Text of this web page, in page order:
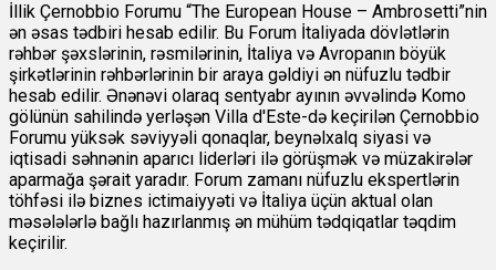
İllik Çernobbio Forumu “The European House – Ambrosetti”nin
ən əsas tədbiri hesab edilir. Bu Forum İtaliyada dövlətlərin
rəhbər şəxslərinin, rəsmilərinin, İtaliya və Avropanın böyük
şirkətlərinin rəhbərlərinin bir araya gəldiyi ən nüfuzlu tədbir
hesab edilir. Ənənəvi olaraq sentyabr ayının əvvəlində Komo
gölünün sahilində yerləşən Villa d'Este-də keçirilən Çernobbio
Forumu yüksək səviyyəli qonaqlar, beynəlxalq siyasi və
iqtisadi səhnənin aparıcı liderləri ilə görüşmək və müzakirələr
aparmağa şərait yaradır. Forum zamanı nüfuzlu ekspertlərin
töhfəsi ilə biznes ictimaiyyəti və İtaliya üçün aktual olan
məsələlərlə bağlı hazırlanmış ən mühüm tədqiqatlar təqdim
keçirilir.